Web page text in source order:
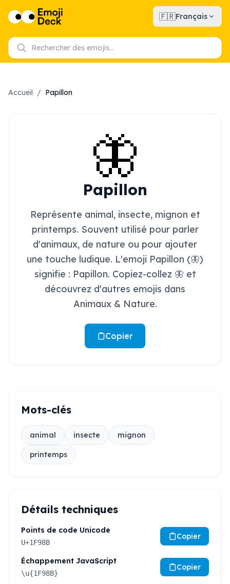
🇫🇷Français
Accueil / Papillon
🦋
Papillon
Représente animal, insecte, mignon et
printemps. Souvent utilisé pour parler
d'animaux, de nature ou pour ajouter
une touche ludique. L'emoji Papillon (🦋)
signifie : Papillon. Copiez-collez 🦋 et
découvrez d'autres emojis dans
Animaux & Nature.
Copier
Mots-clés
animal insecte mignon
printemps
Détails techniques
Points de code Unicode
U+1F98B
Copier
Échappement JavaScript
\u{1F98B}
Copier